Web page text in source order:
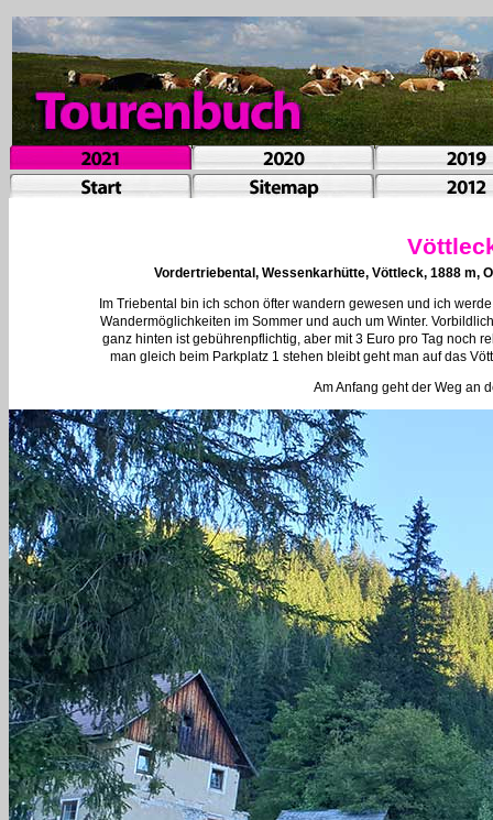
Vordertriebental, Wessenkarhütte, Vöttleck, 1888 m,
Im Triebental bin ich schon öfter wandern gewesen und ich
Wandermöglichkeiten im Sommer und auch um Winter.
ganz hinten ist gebührenpflichtig, aber mit 3 Euro pro Tag noch
man gleich beim Parkplatz 1 stehen bleibt geht man auf das
Am Anfang geht der Weg an